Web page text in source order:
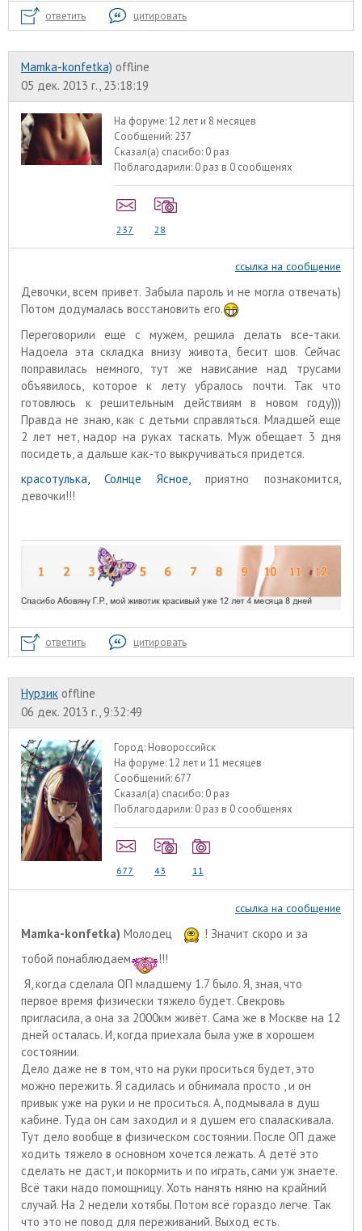
ответить цитировать
Mamka-konfetka) offline
05 дек. 2013 г., 23:18:19
На форуме:12 лет и 8 месяцев
Сообщений: 237
Сказал(а) спасибо: 0 раз
Поблагодарили: 0 раз в 0 сообщенях
237 28
ссылка на сообщение
Девочки, всем привет. Забыла пароль и не могла отвечать)
Потом додумалась восстановить его.
Переговорили еще с мужем, решила делать все-таки.
Надоела эта складка внизу живота, бесит шов. Сейчас
поправилась немного, тут же нависание над трусами
объявилось, которое к лету убралось почти. Так что
готовлюсь к решительным действиям в новом году)))
Правда не знаю, как с детьми справляться. Младшей еще
2 лет нет, надор на руках таскать. Муж обещает 3 дня
посидеть, а дальше как-то выкручиваться придется.
красотулька, Солнце Ясное,приятно познакомится,
девочки!!!
ответить цитировать
Нурзик offline
06 дек. 2013 г., 9:32:49
Город: Новороссийск
На форуме:12 лет и 11 месяцев
Сообщений: 677
Сказал(а) спасибо: 0 раз
Поблагодарили: 0 раз в 0 сообщенях
677 43 11
ссылка на сообщение
Mamka-konfetka) Молодец
! Значит скоро и за
тобой понаблюдаем
!!!
Я, когда сделала ОП младшему 1.7 было. Я, зная, что
первое время физически тяжело будет. Свекровь
пригласила, а она за 2000км живёт. Сама же в Москве на 12
дней осталась. И, когда приехала была уже в хорошем
состоянии.
Дело даже не в том, что на руки проситься будет, это
можно пережить. Я садилась и обнимала просто , и он
привык уже на руки и не проситься. А, подмывала в душ
кабине. Туда он сам заходил и я душем его спаласкивала.
Тут дело вообще в физическом состоянии. После ОП даже
ходить тяжело в основном хочется лежать. А детё это
сделать не даст, и покормить и по играть, сами уж знаете.
Всё таки надо помощницу. Хоть нанять няню на крайний
случай. На 2 недели хотябы. Потом всё гораздо легче. Так
что это не повод для переживаний. Выход есть.